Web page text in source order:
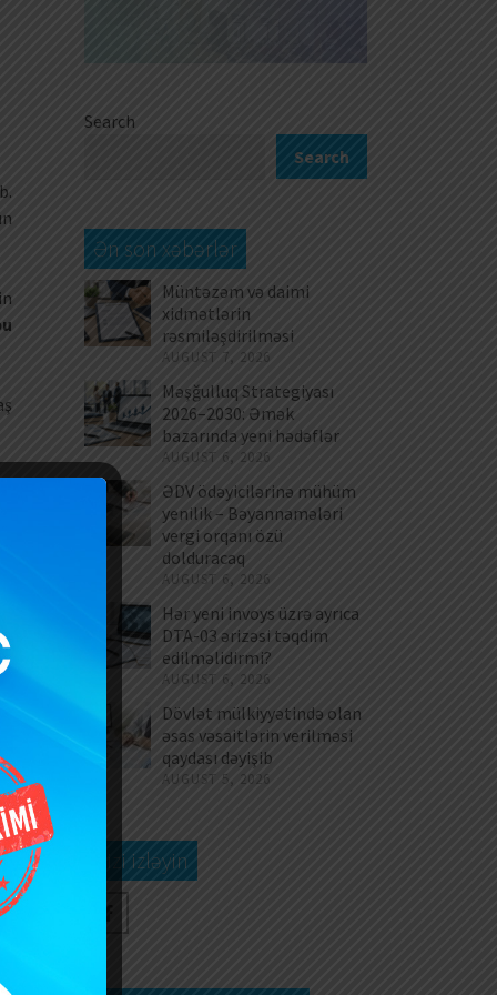
Search
Search
Ən son xəbərlər
Müntəzəm və daimi
xidmətlərin
rəsmiləşdirilməsi
AUGUST 7, 2026
Məşğulluq Strategiyası
2026–2030: Əmək
bazarında yeni hədəflər
AUGUST 6, 2026
ƏDV ödəyicilərinə mühüm
yenilik – Bəyannamələri
vergi orqanı özü
dolduracaq
AUGUST 6, 2026
Hər yeni invoys üzrə ayrıca
DTA-03 ərizəsi təqdim
edilməlidirmi?
AUGUST 6, 2026
Dövlət mülkiyyətində olan
əsas vəsaitlərin verilməsi
qaydası dəyişib
AUGUST 5, 2026
Bizi izləyin